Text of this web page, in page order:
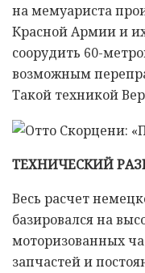
на мемуариста
Красной Армии и
соорудить 60-
возможным
Такой техникой
ТЕХНИЧЕСКИЙ
Весь расчет
базировался на
моторизованных
запчастей и